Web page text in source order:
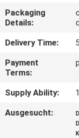
TRETEN
SIE
MIT
UNS
IN
Packaging
Details:
Delivery Time:
Payment
Terms:
Supply Ability:
Ausgesucht: